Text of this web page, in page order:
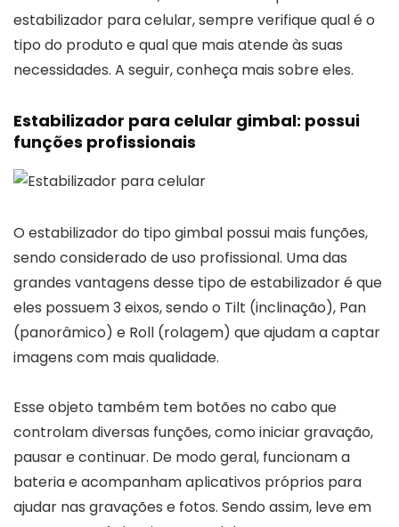
estabilizador para celular, sempre verifique qual é o
tipo do produto e qual que mais atende às suas
necessidades. A seguir, conheça mais sobre eles.
Estabilizador para celular gimbal: possui
funções profissionais
O estabilizador do tipo gimbal possui mais funções,
sendo considerado de uso profissional. Uma das
grandes vantagens desse tipo de estabilizador é que
eles possuem 3 eixos, sendo o Tilt (inclinação), Pan
(panorâmico) e Roll (rolagem) que ajudam a captar
imagens com mais qualidade.
Esse objeto também tem botões no cabo que
controlam diversas funções, como iniciar gravação,
pausar e continuar. De modo geral, funcionam a
bateria e acompanham aplicativos próprios para
ajudar nas gravações e fotos. Sendo assim, leve em